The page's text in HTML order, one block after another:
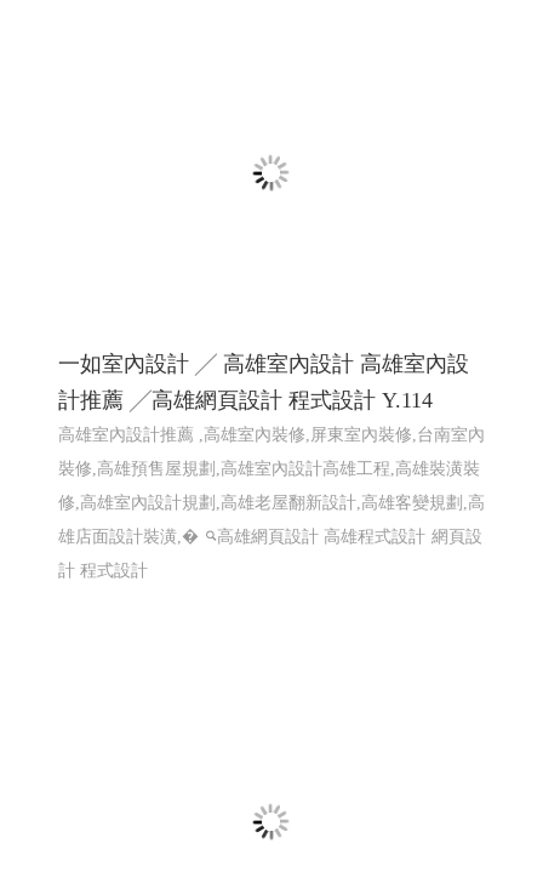
一如室內設計 ╱ 高雄室內設計 高雄室內設
計推薦 ╱高雄網頁設計 程式設計 Y.114
高雄室內設計推薦 ,高雄室內裝修,屏東室內裝修,台南室內
裝修,高雄預售屋規劃,高雄室內設計高雄工程,高雄裝潢裝
修,高雄室內設計規劃,高雄老屋翻新設計,高雄客變規劃,高
雄店面設計裝潢,�
高雄網頁設計 高雄程式設計 網頁設
計 程式設計